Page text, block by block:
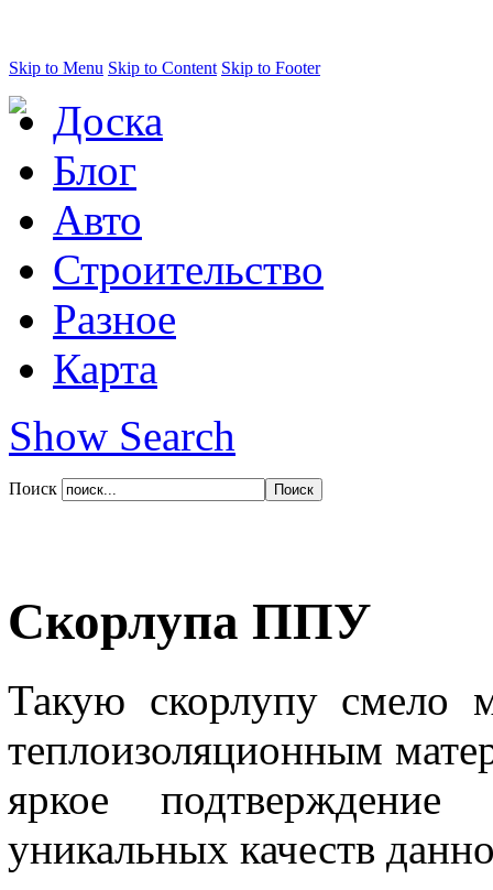
Skip to Menu Skip to Content Skip to Footer
Доска
Блог
Авто
Строительство
Разное
Карта
Show Search
Поиск
Cкорлупа ППУ
Такую скорлупу смело
теплоизоляционным
яркое
уникальных качеств